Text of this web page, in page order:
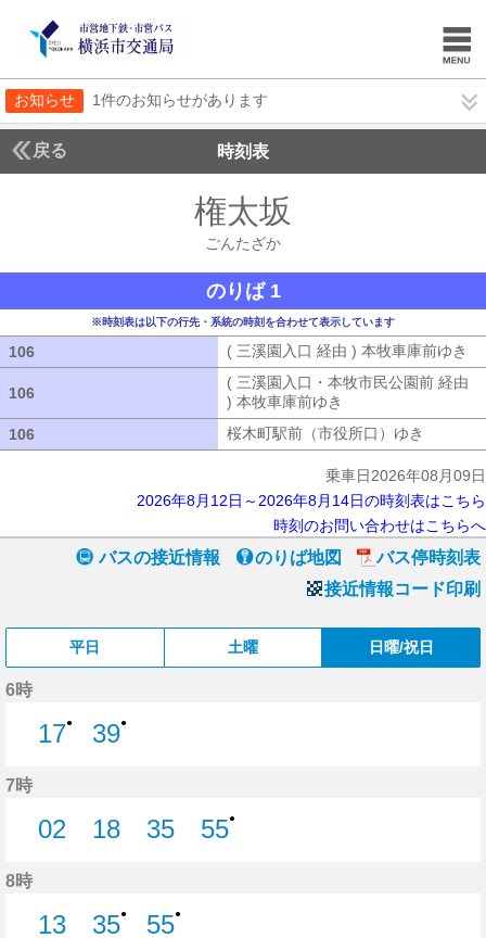
お知らせ 1件のお知らせがあります
戻る 時刻表
権太坂
ごんたざか
のりば 1
※時刻表は以下の行先・系統の時刻を合わせて表示しています
106 ( 三溪園入口 経由 ) 本牧車庫前ゆき
106
( 三溪園入口・本牧市民公園前 経由
) 本牧車庫前ゆき
106
桜木町駅前（市役所口）ゆき
乗車日2026年08月09日
2026年8月12日～2026年8月14日の時刻表はこちら
時刻のお問い合わせはこちらへ
バスの接近情報 のりば地図
バス停時刻表
接近情報コード印刷
平日 土曜 日曜/祝日
6時
17●
39●
7時
02
18
35
55●
8時
13
35●
55●